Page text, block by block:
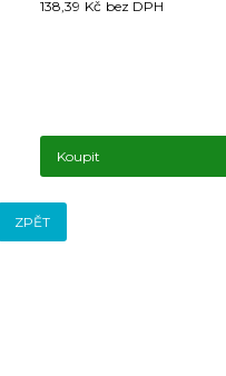
138,39 Kč bez DPH
Koupit
ZPĚT